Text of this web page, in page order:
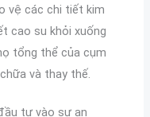
vệ các chi tiết kim
cao su khỏi xuống
tổng thể của cụm
và thay thế.
tư vào sự an